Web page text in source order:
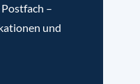
–
und